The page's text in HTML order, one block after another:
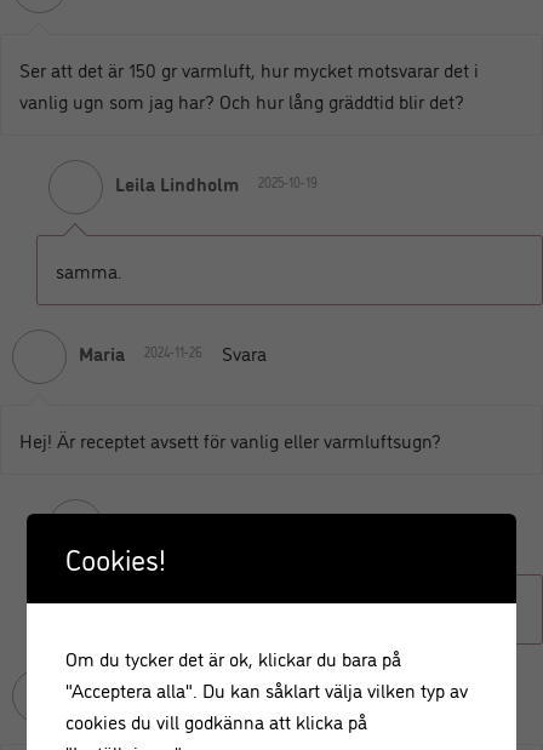
Ser att det är 150 gr varmluft, hur mycket motsvarar det i
vanlig ugn som jag har? Och hur lång gräddtid blir det?
Leila Lindholm 2025-10-19
samma.
Maria 2024-11-26 Svara
Hej! Är receptet avsett för vanlig eller varmluftsugn?
Leila Lindholm
varmluft.
Kirstin Tönnies 2024-11-09 Svara
Cookies!
Om du tycker det är ok, klickar du bara på
"Acceptera alla". Du kan såklart välja vilken typ av
cookies du vill godkänna att klicka på